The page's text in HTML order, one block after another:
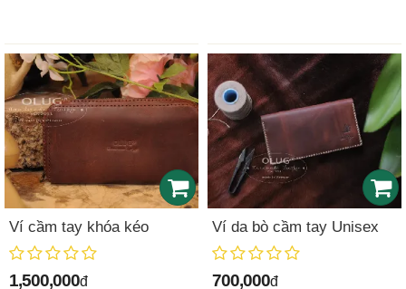
Ví cầm tay khóa kéo
1,500,000đ
Ví da bò cầm tay Unisex
700,000đ